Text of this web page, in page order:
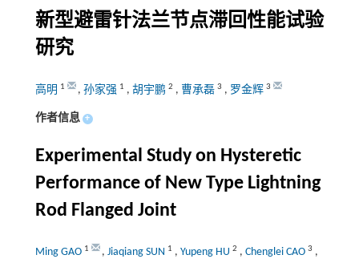
新型避雷针法兰节点滞回性能试验
研究
高明 1 , 孙家强 1 , 胡宇鹏 2 , 曹承磊 3 , 罗金辉 3
作者信息 +
Experimental Study on Hysteretic
Performance of New Type Lightning
Rod Flanged Joint
Ming GAO 1 , Jiaqiang SUN 1 , Yupeng HU 2 , Chenglei CAO 3 ,